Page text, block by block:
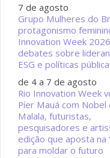
7 de agosto
Grupo Mulheres do
protagonismo
Innovation Week
debates sobre
ESG e políticas
de 4 a 7 de agosto
Rio Innovation Week
Píer Mauá com Nobel
Malala, futuristas,
pesquisadores e
edição que aposta na
para moldar o futuro